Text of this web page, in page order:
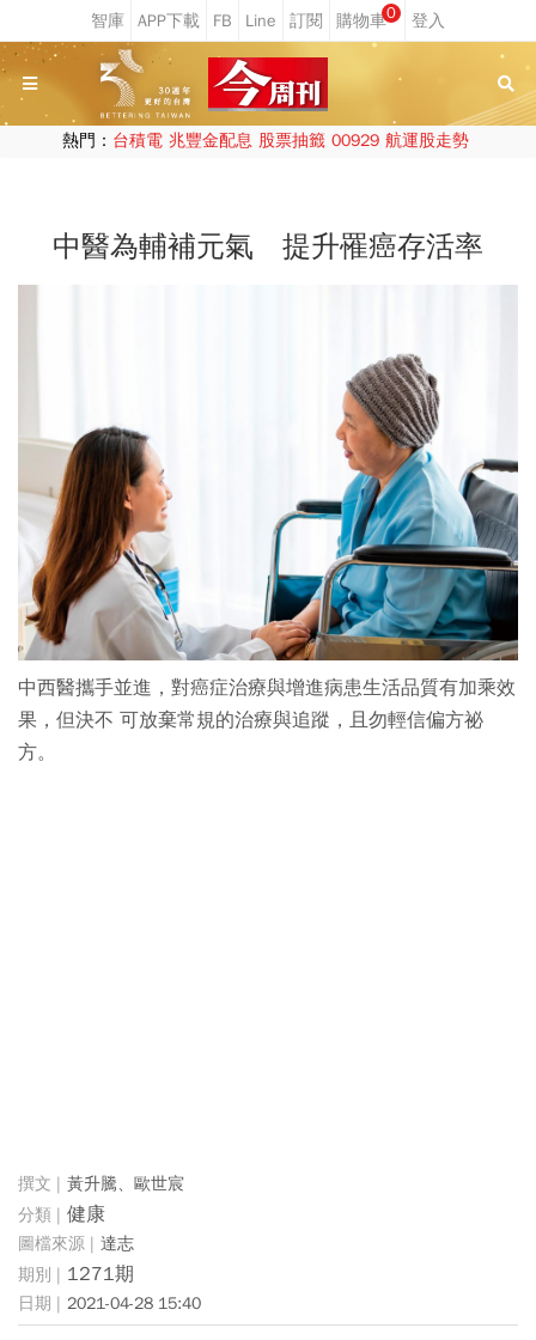
0
熱門： 台積電 兆豐金配息 股票抽籤 00929 航運股走勢
中醫為輔補元氣 提升罹癌存活率
中西醫攜手並進，對癌症治療與增進病患生活品質有加乘效
果，但決不 可放棄常規的治療與追蹤，且勿輕信偏方祕
方。
黃升騰、歐世宸
健康
達志
1271期
2021-04-28 15:40